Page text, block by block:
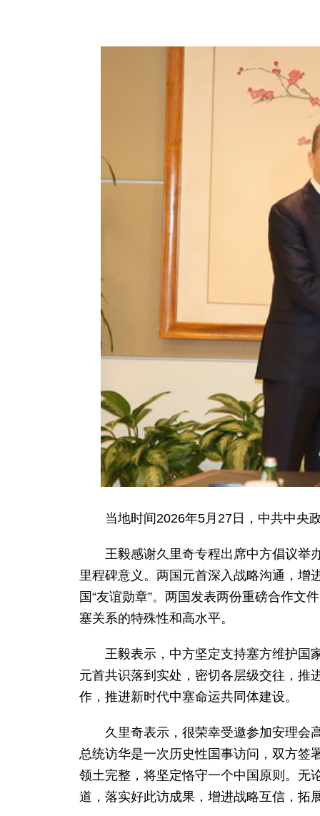
当地时间2026年5月27日，中共中央
王毅感谢久里奇专程出席中方倡议举
里程碑意义。两国元首深入战略沟通，增
国“友谊勋章”。两国发表两份重磅合作文
塞关系的特殊性和高水平。
王毅表示，中方坚定支持塞方维护国
元首共识落到实处，密切各层级交往，推
作，推进新时代中塞命运共同体建设。
久里奇表示，很荣幸受邀参加安理会
总统访华是一次历史性国事访问，双方签
领土完整，将坚定恪守一个中国原则。无
道，落实好此访成果，增进战略互信，拓